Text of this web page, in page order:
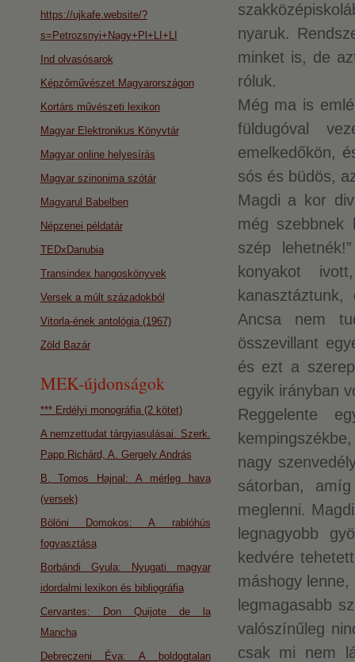
nyaruk.
minket is, de
róluk.
Még ma is
füldugóval
emelkedőkön,
sós és büdös,
Magdi a kor
még szebbnek
szép
konyakot
Ancsa nem
összevillant
és ezt a
egyik irányban
Reggelente
nagy
sátorban,
meglenni.
legnagyobb
kedvére
máshogy
legmagasabb
valószínűleg
csak mi nem
https://ujkafe.website/?
s=Petrozsnyi+Nagy+Pl+LI+LI
Ind olvasósarok
Képzőművészet Magyarországon
Kortárs művészeti lexikon
Magyar Elektronikus Könyvtár
Magyar online helyesírás
Magyar szinonima szótár
Magyarul Babelben
Népzenei példatár
TEDxDanubia
Transindex hangoskönyvek
Versek a múlt századokból
Vitorla-ének antológia (1967)
Zöld Bazár
MEK-újdonságok
*** Erdélyi monográfia (2 kötet)
A nemzettudat tárgyiasulásai. Szerk.
Papp Richárd, A. Gergely András
B. Tomos Hajnal: A mérleg hava
(versek)
Bölöni Domokos: A rablóhús
fogyasztása
Borbándi Gyula: Nyugati magyar
idordalmi lexikon és bibliográfia
Cervantes: Don Quijote de la
Mancha
Debreczeni Éva: A boldogtalan